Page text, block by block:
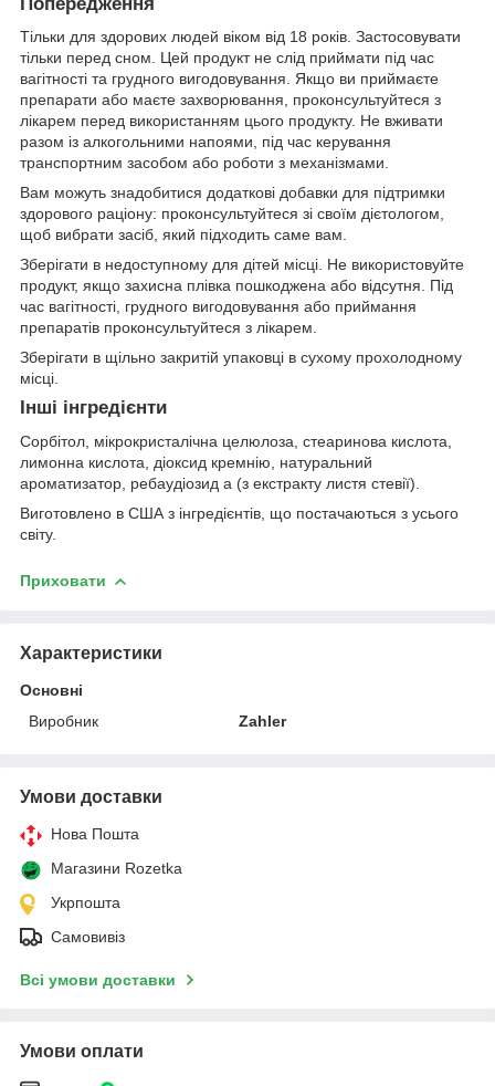
Тільки для здорових людей віком від 18 років. Застосовувати
тільки перед сном. Цей продукт не слід приймати під час
вагітності та грудного вигодовування. Якщо ви приймаєте
препарати або маєте захворювання, проконсультуйтеся з
лікарем перед використанням цього продукту. Не вживати
разом із алкогольними напоями, під час керування
транспортним засобом або роботи з механізмами.
Вам можуть знадобитися додаткові добавки для підтримки
здорового раціону: проконсультуйтеся зі своїм дієтологом,
щоб вибрати засіб, який підходить саме вам.
Зберігати в недоступному для дітей місці. Не використовуйте
продукт, якщо захисна плівка пошкоджена або відсутня. Під
час вагітності, грудного вигодовування або приймання
препаратів проконсультуйтеся з лікарем.
Зберігати в щільно закритій упаковці в сухому прохолодному
місці.
Інші інгредієнти
Сорбітол, мікрокристалічна целюлоза, стеаринова кислота,
лимонна кислота, діоксид кремнію, натуральний
ароматизатор, ребаудіозид а (з екстракту листя стевії).
Виготовлено в США з інгредієнтів, що постачаються з усього
світу.
Приховати
Характеристики
Основні
Виробник
Zahler
Умови доставки
Нова Пошта
Магазини Rozetka
Укрпошта
Самовивіз
Всі умови доставки
Умови оплати